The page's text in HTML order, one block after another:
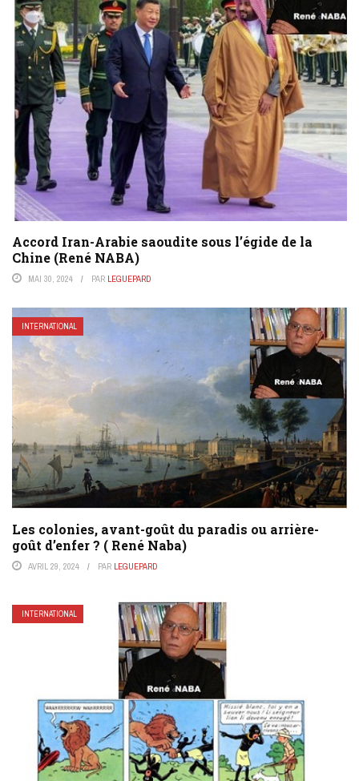
Accord Iran-Arabie saoudite sous l’égide de la
Chine (René NABA)
MAI 30, 2024 PAR LEGUEPARD
INTERNATIONAL
Les colonies, avant-goût du paradis ou arrière-
goût d’enfer ? ( René Naba)
AVRIL 29, 2024 PAR LEGUEPARD
INTERNATIONAL